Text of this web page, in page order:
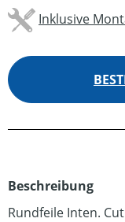
Inklusive
Beschreibung
Rundfeile Inten.